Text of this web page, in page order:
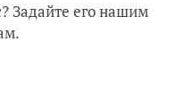
Задайте его нашим